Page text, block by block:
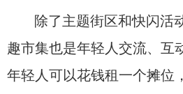
除了主题街区和快闪活
趣市集也是年轻人交流、互
年轻人可以花钱租一个摊位